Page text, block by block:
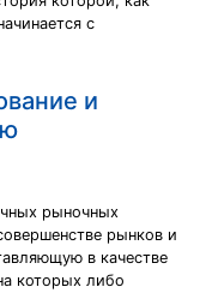
с
и
рыночных
рынков и
в качестве
которых либо